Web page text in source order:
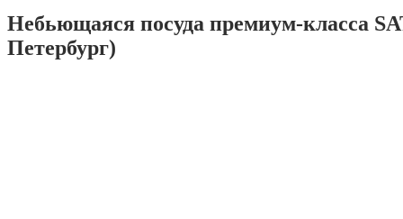
Небьющаяся посуда премиум-класса
Петербург)